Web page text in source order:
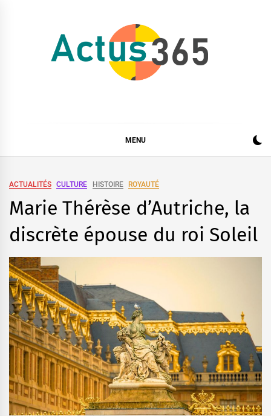
MENU
ACTUALITÉS CULTURE HISTOIRE ROYAUTÉ
Marie Thérèse d’Autriche, la
discrète épouse du roi Soleil